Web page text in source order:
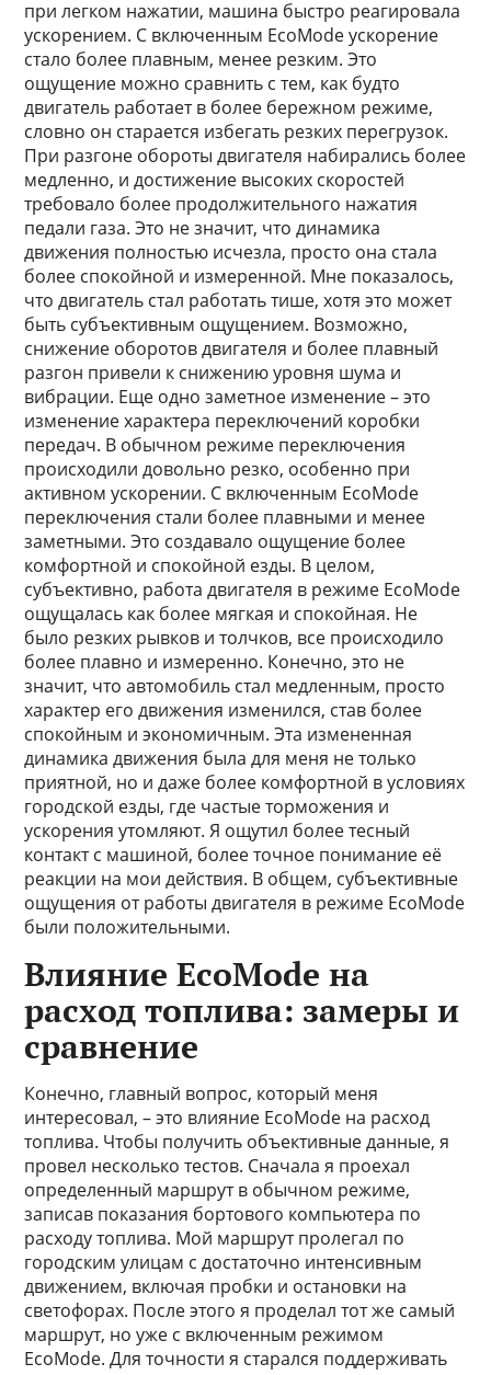
при легком нажатии, машина быстро реагировала
ускорением. С включенным EcoMode ускорение
стало более плавным, менее резким. Это
ощущение можно сравнить с тем, как будто
двигатель работает в более бережном режиме,
словно он старается избегать резких перегрузок.
При разгоне обороты двигателя набирались более
медленно, и достижение высоких скоростей
требовало более продолжительного нажатия
педали газа. Это не значит, что динамика
движения полностью исчезла, просто она стала
более спокойной и измеренной. Мне показалось,
что двигатель стал работать тише, хотя это может
быть субъективным ощущением. Возможно,
снижение оборотов двигателя и более плавный
разгон привели к снижению уровня шума и
вибрации. Еще одно заметное изменение – это
изменение характера переключений коробки
передач. В обычном режиме переключения
происходили довольно резко, особенно при
активном ускорении. С включенным EcoMode
переключения стали более плавными и менее
заметными. Это создавало ощущение более
комфортной и спокойной езды. В целом,
субъективно, работа двигателя в режиме EcoMode
ощущалась как более мягкая и спокойная. Не
было резких рывков и толчков, все происходило
более плавно и измеренно. Конечно, это не
значит, что автомобиль стал медленным, просто
характер его движения изменился, став более
спокойным и экономичным. Эта измененная
динамика движения была для меня не только
приятной, но и даже более комфортной в условиях
городской езды, где частые торможения и
ускорения утомляют. Я ощутил более тесный
контакт с машиной, более точное понимание её
реакции на мои действия. В общем, субъективные
ощущения от работы двигателя в режиме EcoMode
были положительными.
Влияние EcoMode на
расход топлива: замеры и
сравнение
Конечно, главный вопрос, который меня
интересовал, – это влияние EcoMode на расход
топлива. Чтобы получить объективные данные, я
провел несколько тестов. Сначала я проехал
определенный маршрут в обычном режиме,
записав показания бортового компьютера по
расходу топлива. Мой маршрут пролегал по
городским улицам с достаточно интенсивным
движением, включая пробки и остановки на
светофорах. После этого я проделал тот же самый
маршрут, но уже с включенным режимом
EcoMode. Для точности я старался поддерживать